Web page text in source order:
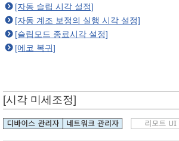
[자동 슬립 시각 설정]
[자동 계조 보정의 실행 시각 설정]
[슬립모드 종료시각 설정]
[에코 복귀]
[시각 미세조정]